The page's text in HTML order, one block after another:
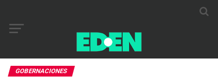
GOBERNACIONES